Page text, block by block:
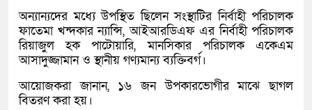
অন্যান্যদের মধ্যে উপস্থিত ছিলেন সংস্থাটির নির্বাহী পরিচালক
ফাতেমা খন্দকার ন্যান্সি, আইআরডিএফ এর নির্বাহী পরিচালক
রিয়াজুল হক পাটোয়ারি, মানসিকার পরিচালক একেএম
আসাদুজ্জামান ও স্থানীয় গণ্যমান্য ব্যক্তিবর্গ।
আয়োজকরা জানান, ১৬ জন উপকারভোগীর মাঝে ছাগল
বিতরণ করা হয়।